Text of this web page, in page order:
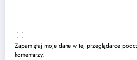
Zapamiętaj moje dane w tej przeglądarce
komentarzy.